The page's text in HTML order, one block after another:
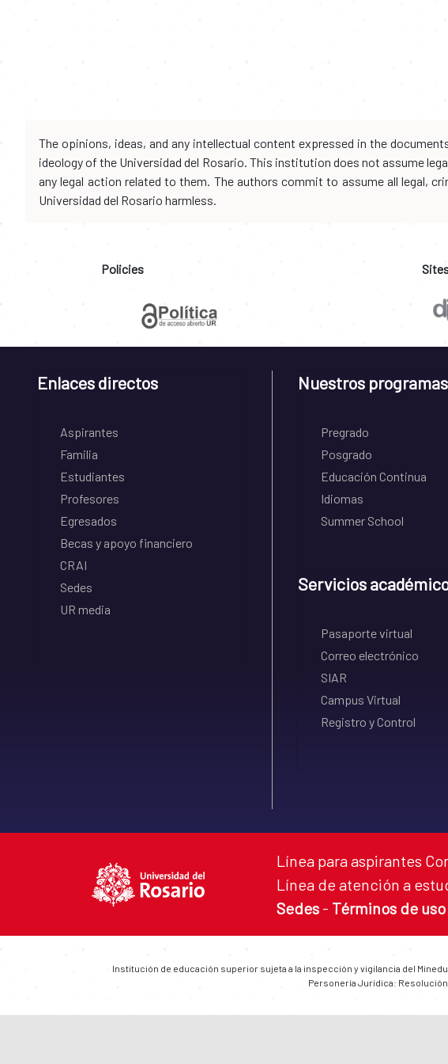
The opinions, ideas, and any intellectual content expressed in the
ideology of the Universidad del Rosario. This institution does not assume
any legal action related to them. The authors commit to assume all legal,
Universidad del Rosario harmless.
Policies
Enlaces directos
Aspirantes
Familia
Estudiantes
Profesores
Egresados
Becas y apoyo financiero
CRAI
Sedes
UR media
Nuestros programas
Pregrado
Posgrado
Educación Continua
Idiomas
Summer School
Servicios
Pasaporte virtual
Correo electrónico
SIAR
Campus Virtual
Registro y Control
Línea para aspirantes
Línea de atención a
Sedes - Términos de uso
Institución de educación superior sujeta a la inspección y vigilancia del
Personería Jurídica: Resolución